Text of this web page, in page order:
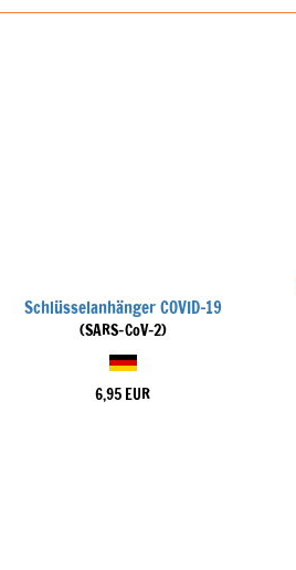
Schlüsselanhänger COVID-19
(SARS-CoV-2)
6,95 EUR